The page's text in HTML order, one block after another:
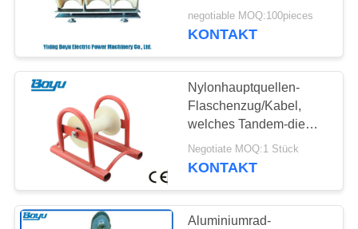
FABRIK-
AUSFLUG
QUALITÄTSKONTROLLE
TRETEN
SIE
Obenliegende Linie,
die Ausrüstung
aufreiht
79
negotiable MOQ:100pieces
KONTAKT
Nylonhauptquellen-
Flaschenzug/Kabel,
welches Tandem-die
Antriebsscheibe der
Rollen-2,5 aufreiht Block
Negotiate MOQ:1 Stück
KONTAKT
Aluminiumrad-